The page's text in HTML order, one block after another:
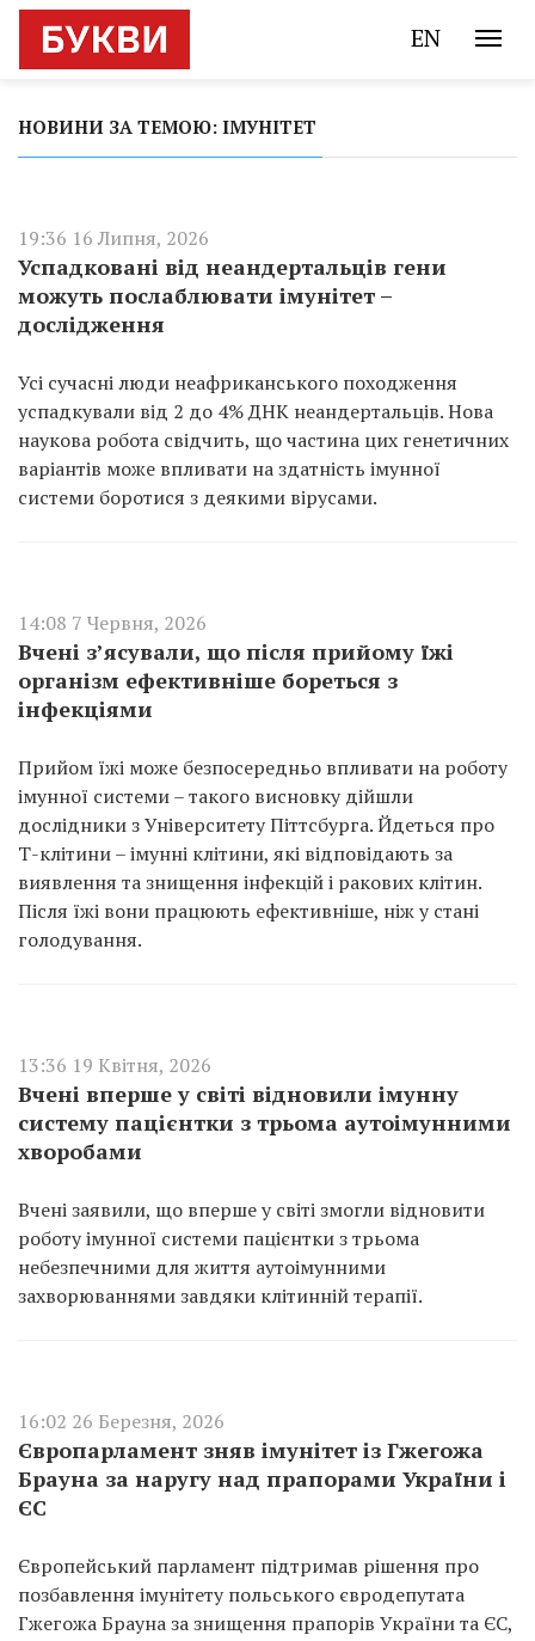
EN
НОВИНИ ЗА ТЕМОЮ: ІМУНІТЕТ
19:36 16 Липня, 2026
Успадковані від неандертальців гени
можуть послаблювати імунітет –
дослідження
Усі сучасні люди неафриканського походження
успадкували від 2 до 4% ДНК неандертальців. Нова
наукова робота свідчить, що частина цих генетичних
варіантів може впливати на здатність імунної
системи боротися з деякими вірусами.
14:08 7 Червня, 2026
Вчені з’ясували, що після прийому їжі
організм ефективніше бореться з
інфекціями
Прийом їжі може безпосередньо впливати на роботу
імунної системи – такого висновку дійшли
дослідники з Університету Піттсбурга. Йдеться про
Т-клітини – імунні клітини, які відповідають за
виявлення та знищення інфекцій і ракових клітин.
Після їжі вони працюють ефективніше, ніж у стані
голодування.
13:36 19 Квітня, 2026
Вчені вперше у світі відновили імунну
систему пацієнтки з трьома аутоімунними
хворобами
Вчені заявили, що вперше у світі змогли відновити
роботу імунної системи пацієнтки з трьома
небезпечними для життя аутоімунними
захворюваннями завдяки клітинній терапії.
16:02 26 Березня, 2026
Європарламент зняв імунітет із Гжегожа
Брауна за наругу над прапорами України і
ЄС
Європейський парламент підтримав рішення про
позбавлення імунітету польського євродепутата
Гжегожа Брауна за знищення прапорів України та ЄС,